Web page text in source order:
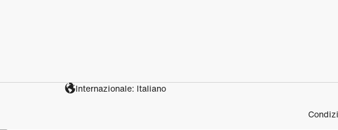
Internazionale: Italiano